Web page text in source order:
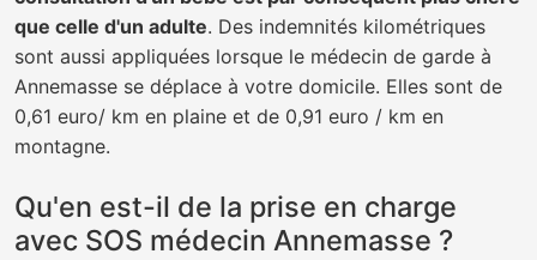
que celle d'un adulte. Des indemnités kilométriques
sont aussi appliquées lorsque le médecin de garde à
Annemasse se déplace à votre domicile. Elles sont de
0,61 euro/ km en plaine et de 0,91 euro / km en
montagne.
Qu'en est-il de la prise en charge
avec SOS médecin Annemasse ?